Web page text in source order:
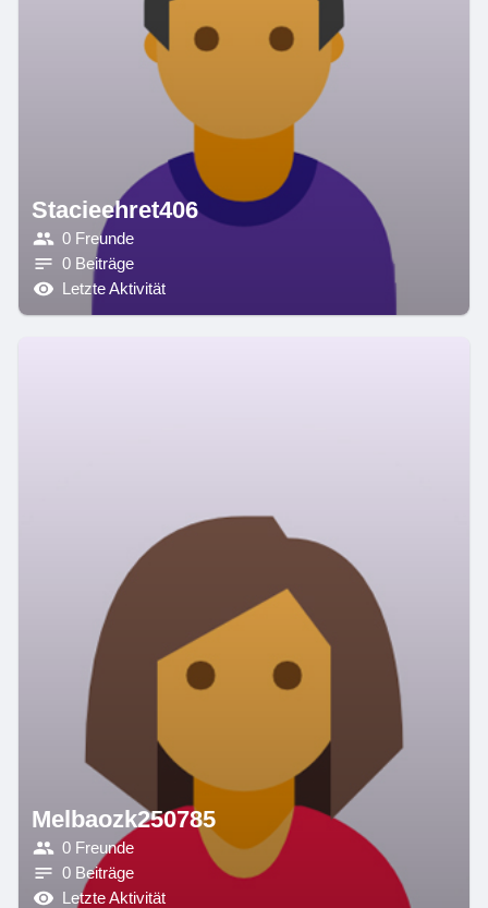
Stacieehret406
0 Freunde
0 Beiträge
Letzte Aktivität
Melbaozk250785
0 Freunde
0 Beiträge
Letzte Aktivität